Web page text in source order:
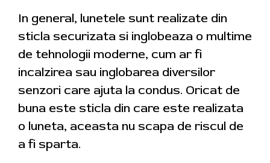
In general, lunetele sunt realizate din
sticla securizata si inglobeaza o multime
de tehnologii moderne, cum ar fi
incalzirea sau inglobarea diversilor
senzori care ajuta la condus. Oricat de
buna este sticla din care este realizata
o luneta, aceasta nu scapa de riscul de
a fi sparta.